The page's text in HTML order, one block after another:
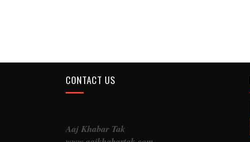
CONTACT US
Aaj Khabar Tak